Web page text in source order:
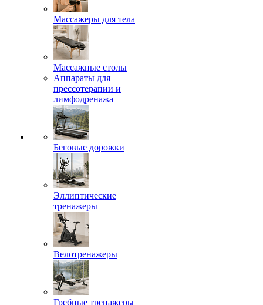
Массажеры для тела
Массажные столы
Аппараты для
прессотерапии и
лимфодренажа
Беговые дорожки
Эллиптические
тренажеры
Велотренажеры
Гребные тренажеры